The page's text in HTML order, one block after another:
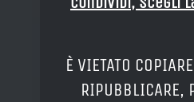
È VIETATO
RIPUBBLICARE,